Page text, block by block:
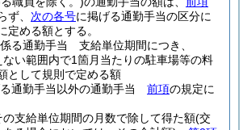
ず、 次の各号に掲げる通勤手当の区分に
定める額とする。
る通勤手当 支給単位期間につき、
い範囲内で1箇月当たりの駐車場等の料
として規則で定める額
通勤手当以外の通勤手当 前項の規定に
支給単位期間の月数で除して得た額(交